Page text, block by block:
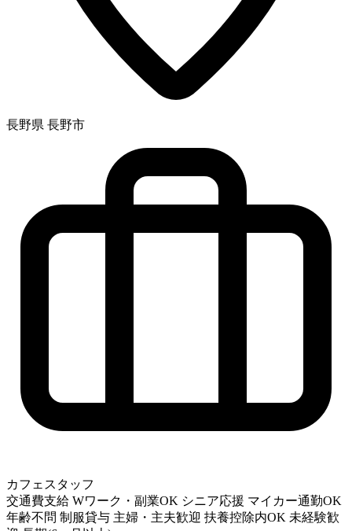
長野県 長野市
カフェスタッフ
交通費支給 Wワーク・副業OK シニア応援 マイカー通勤OK
年齢不問 制服貸与 主婦・主夫歓迎 扶養控除内OK 未経験歓